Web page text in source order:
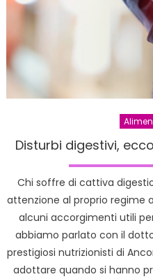
Disturbi digestivi,
Chi soffre di cattiva
attenzione al proprio regime
alcuni accorgimenti utili
abbiamo parlato con il
prestigiosi nutrizionisti di
adottare quando si hanno